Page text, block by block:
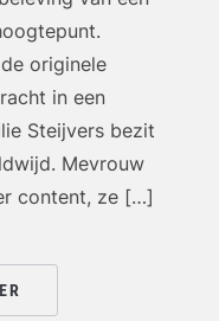
originele
in een
Steijvers bezit
Mevrouw
content, ze […]